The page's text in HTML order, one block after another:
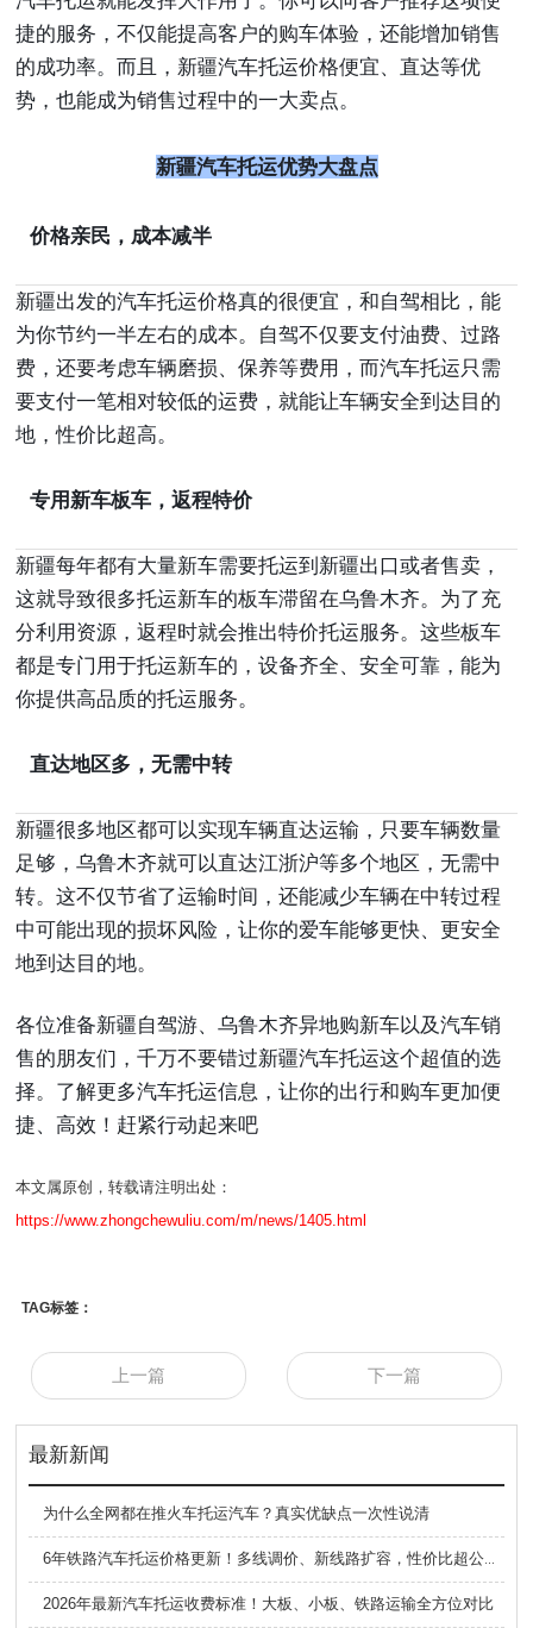
捷的服务，不仅能提高客户的购车体验，还能增加销售
的成功率。而且，新疆汽车托运价格便宜、直达等优
势，也能成为销售过程中的一大卖点。
新疆汽车托运优势大盘点
价格亲民，成本减半
新疆出发的汽车托运价格真的很便宜，和自驾相比，能
为你节约一半左右的成本。自驾不仅要支付油费、过路
费，还要考虑车辆磨损、保养等费用，而汽车托运只需
要支付一笔相对较低的运费，就能让车辆安全到达目的
地，性价比超高。
专用新车板车，返程特价
新疆每年都有大量新车需要托运到新疆出口或者售卖，
这就导致很多托运新车的板车滞留在乌鲁木齐。为了充
分利用资源，返程时就会推出特价托运服务。这些板车
都是专门用于托运新车的，设备齐全、安全可靠，能为
你提供高品质的托运服务。
直达地区多，无需中转
新疆很多地区都可以实现车辆直达运输，只要车辆数量
足够，乌鲁木齐就可以直达江浙沪等多个地区，无需中
转。这不仅节省了运输时间，还能减少车辆在中转过程
中可能出现的损坏风险，让你的爱车能够更快、更安全
地到达目的地。
各位准备新疆自驾游、乌鲁木齐异地购新车以及汽车销
售的朋友们，千万不要错过新疆汽车托运这个超值的选
择。了解更多汽车托运信息，让你的出行和购车更加便
捷、高效！赶紧行动起来吧
本文属原创，转载请注明出处：
https://www.zhongchewuliu.com/m/news/1405.html
TAG标签：
上一篇 下一篇
最新新闻
为什么全网都在推火车托运汽车？真实优缺点一次性说清
6年铁路汽车托运价格更新！多线调价、新线路扩容，性价比超公路大板车
2026年最新汽车托运收费标准！大板、小板、铁路运输全方位对比